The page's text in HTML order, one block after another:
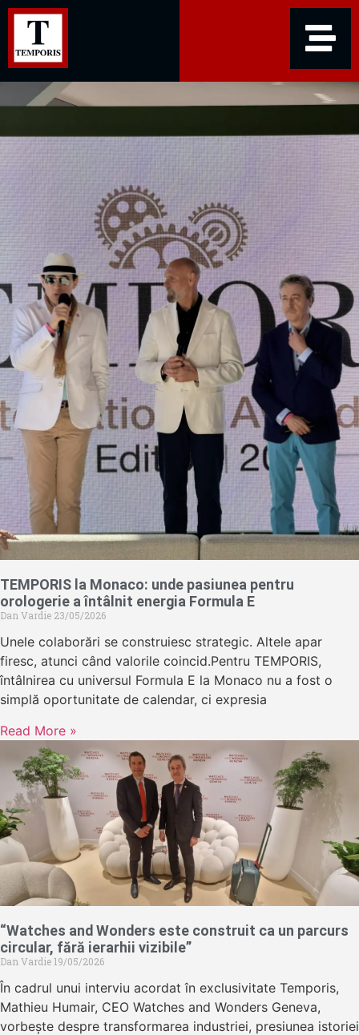
TEMPORIS la Monaco: unde pasiunea pentru
orologerie a întâlnit energia Formula E
Dan Vardie 23/05/2026
Unele colaborări se construiesc strategic. Altele apar
firesc, atunci când valorile coincid.Pentru TEMPORIS,
întâlnirea cu universul Formula E la Monaco nu a fost o
simplă oportunitate de calendar, ci expresia
Read More »
“Watches and Wonders este construit ca un parcurs
circular, fără ierarhii vizibile”
Dan Vardie19/05/2026
În cadrul unui interviu acordat în exclusivitate Temporis,
Mathieu Humair, CEO Watches and Wonders Geneva,
vorbește despre transformarea industriei, presiunea istoriei